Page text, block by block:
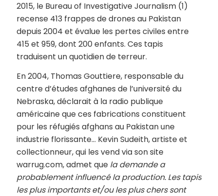
2015, le Bureau of Investigative Journalism (1)
recense 413 frappes de drones au Pakistan
depuis 2004 et évalue les pertes civiles entre
415 et 959, dont 200 enfants. Ces tapis
traduisent un quotidien de terreur.
En 2004, Thomas Gouttiere, responsable du
centre d’études afghanes de l’université du
Nebraska, déclarait à la radio publique
américaine que ces fabrications constituent
pour les réfugiés afghans au Pakistan une
industrie florissante… Kevin Sudeith, artiste et
collectionneur, qui les vend via son site
warrug.com, admet que la demande a
probablement influencé la production. Les tapis
les plus importants et/ou les plus chers sont